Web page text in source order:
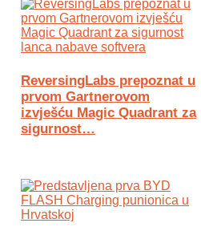
ReversingLabs prepoznat u
prvom Gartnerovom
izvješću Magic Quadrant za
sigurnost…